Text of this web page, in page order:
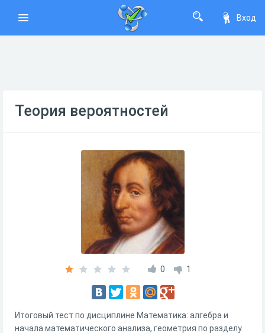
Вход
Теория вероятностей
0 1
Итоговый тест по дисциплине Математика: алгебра и
начала математического анализа, геометрия по разделу